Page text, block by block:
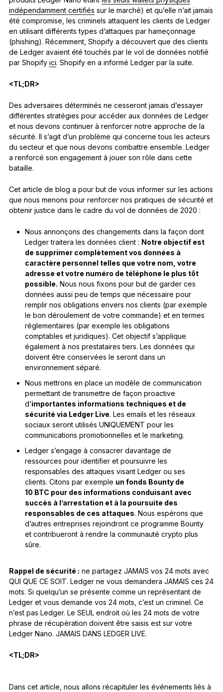
indépendamment certifiés sur le marché) et qu’elle n’ait jamais
été compromise, les criminels attaquent les clients de Ledger
en utilisant différents types d’attaques par hameçonnage
(phishing). Récemment, Shopify a découvert que des clients
de Ledger avaient été touchés par le vol de données notifié
par Shopify ici. Shopify en a informé Ledger par la suite.
<TL;DR>
Des adversaires déterminés ne cesseront jamais d’essayer
différentes stratégies pour accéder aux données de Ledger
et nous devons continuer à renforcer notre approche de la
sécurité. Il s’agit d’un problème qui concerne tous les acteurs
du secteur et que nous devons combattre ensemble. Ledger
a renforcé son engagement à jouer son rôle dans cette
bataille.
Cet article de blog a pour but de vous informer sur les actions
que nous menons pour renforcer nos pratiques de sécurité et
obtenir justice dans le cadre du vol de données de 2020 :
Nous annonçons des changements dans la façon dont
Ledger traitera les données client : Notre objectif est
de supprimer complètement vos données à
caractère personnel telles que votre nom, votre
adresse et votre numéro de téléphone le plus tôt
possible. Nous nous fixons pour but de garder ces
données aussi peu de temps que nécessaire pour
remplir nos obligations envers nos clients (par exemple
le bon déroulement de votre commande) et en termes
réglementaires (par exemple les obligations
comptables et juridiques). Cet objectif s’applique
également à nos prestataires tiers. Les données qui
doivent être conservées le seront dans un
environnement séparé.
Nous mettrons en place un modèle de communication
permettant de transmettre de façon proactive
d’importantes informations techniques et de
sécurité via Ledger Live. Les emails et les réseaux
sociaux seront utilisés UNIQUEMENT pour les
communications promotionnelles et le marketing.
Ledger s’engage à consacrer davantage de
ressources pour identifier et poursuivre les
responsables des attaques visant Ledger ou ses
clients. Citons par exemple un fonds Bounty de
10 BTC pour des informations conduisant avec
succès à l’arrestation et à la poursuite des
responsables de ces attaques. Nous espérons que
d’autres entreprises rejoindront ce programme Bounty
et contribueront à rendre la communauté crypto plus
sûre.
Rappel de sécurité : ne partagez JAMAIS vos 24 mots avec
QUI QUE CE SOIT. Ledger ne vous demandera JAMAIS ces 24
mots. Si quelqu’un se présente comme un représentant de
Ledger et vous demande vos 24 mots, c’est un criminel. Ce
n’est pas Ledger. Le SEUL endroit où les 24 mots de votre
phrase de récupération doivent être saisis est sur votre
Ledger Nano. JAMAIS DANS LEDGER LIVE.
<TL;DR>
Dans cet article, nous allons récapituler les événements liés à